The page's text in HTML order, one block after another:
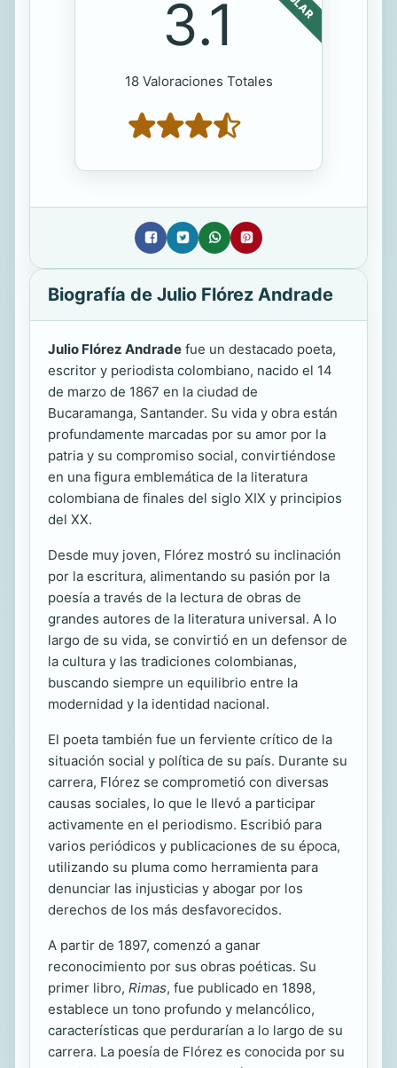
3.1
18 Valoraciones Totales
Biografía de Julio Flórez Andrade
Julio Flórez Andrade fue un destacado poeta,
escritor y periodista colombiano, nacido el 14
de marzo de 1867 en la ciudad de
Bucaramanga, Santander. Su vida y obra están
profundamente marcadas por su amor por la
patria y su compromiso social, convirtiéndose
en una figura emblemática de la literatura
colombiana de finales del siglo XIX y principios
del XX.
Desde muy joven, Flórez mostró su inclinación
por la escritura, alimentando su pasión por la
poesía a través de la lectura de obras de
grandes autores de la literatura universal. A lo
largo de su vida, se convirtió en un defensor de
la cultura y las tradiciones colombianas,
buscando siempre un equilibrio entre la
modernidad y la identidad nacional.
El poeta también fue un ferviente crítico de la
situación social y política de su país. Durante su
carrera, Flórez se comprometió con diversas
causas sociales, lo que le llevó a participar
activamente en el periodismo. Escribió para
varios periódicos y publicaciones de su época,
utilizando su pluma como herramienta para
denunciar las injusticias y abogar por los
derechos de los más desfavorecidos.
A partir de 1897, comenzó a ganar
reconocimiento por sus obras poéticas. Su
primer libro, Rimas, fue publicado en 1898,
establece un tono profundo y melancólico,
características que perdurarían a lo largo de su
carrera. La poesía de Flórez es conocida por su